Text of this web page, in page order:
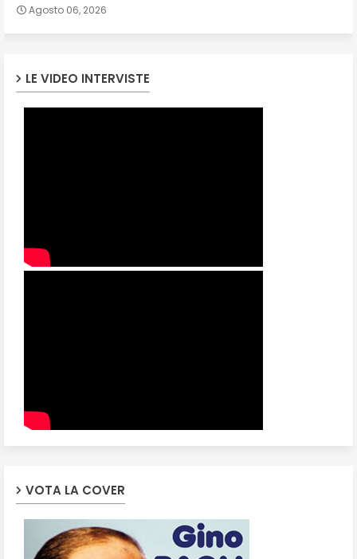
Agosto 06, 2026
LE VIDEO INTERVISTE
VOTA LA COVER